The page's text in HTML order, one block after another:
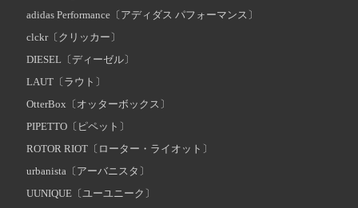
adidas Performance〔アディダス パフォーマンス〕
clckr〔クリッカー〕
DIESEL〔ディーゼル〕
LAUT〔ラウト〕
OtterBox〔オッターボックス〕
PIPETTO〔ピペット〕
ROTOR RIOT〔ローター・ライオット〕
urbanista〔アーバニスタ〕
UUNIQUE〔ユーユニーク〕